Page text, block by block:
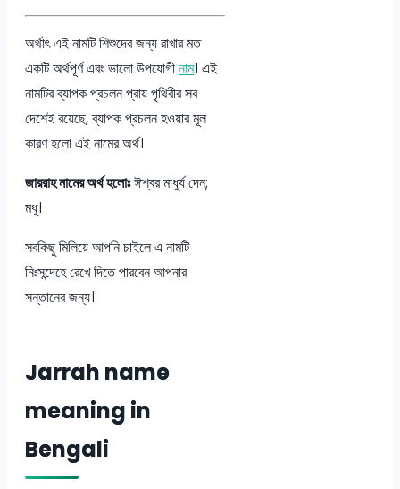
অর্থাৎ এই নামটি শিশুদের জন্য রাখার মত
একটি অর্থপূর্ণ এবং ভালো উপযোগীনাম। এই
নামটির ব্যাপক প্রচলন প্রায় পৃথিবীর সব
দেশেই রয়েছে, ব্যাপক প্রচলন হওয়ার মূল
কারণ হলো এই নামের অর্থ।
জাররাহ নামের অর্থ হলোঃঈশ্বর মাধুর্য দেন;
মধু।
সবকিছু মিলিয়ে আপনি চাইলে এ নামটি
নিঃসন্দেহে রেখে দিতে পারবেন আপনার
সন্তানের জন্য।
Jarrah name
meaning in
Bengali